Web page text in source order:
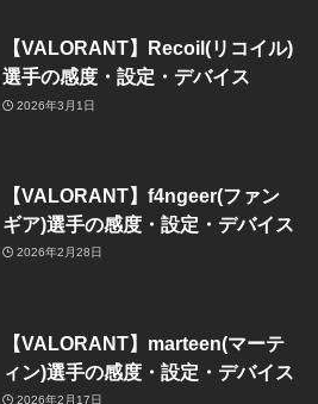
【VALORANT】Recoil(リコイル)
選手の感度・設定・デバイス
2026年3月1日
【VALORANT】f4ngeer(ファン
ギア)選手の感度・設定・デバイス
2026年2月28日
【VALORANT】marteen(マーテ
ィン)選手の感度・設定・デバイス
2026年2月17日